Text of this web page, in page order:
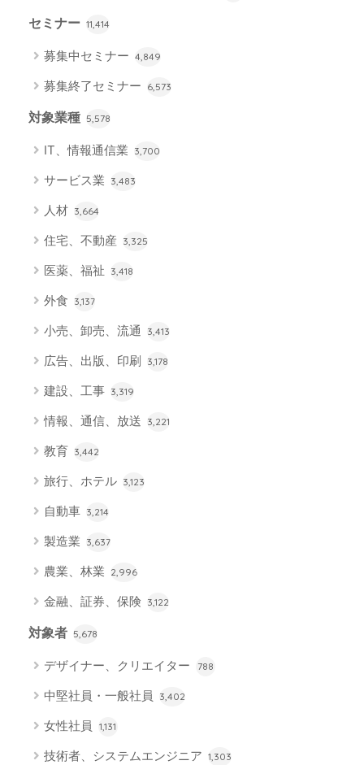
セミナー 11,414
募集中セミナー 4,849
募集終了セミナー 6,573
対象業種 5,578
IT、情報通信業 3,700
サービス業 3,483
人材 3,664
住宅、不動産 3,325
医薬、福祉 3,418
外食 3,137
小売、卸売、流通 3,413
広告、出版、印刷 3,178
建設、工事 3,319
情報、通信、放送 3,221
教育 3,442
旅行、ホテル 3,123
自動車 3,214
製造業 3,637
農業、林業 2,996
金融、証券、保険 3,122
対象者 5,678
デザイナー、クリエイター 788
中堅社員・一般社員 3,402
女性社員 1,131
技術者、システムエンジニア 1,303